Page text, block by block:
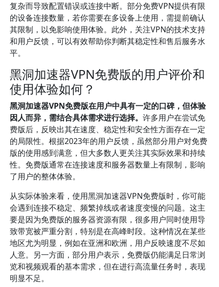
复杂而导致配置错误或连接中断。部分免费VPN提供有限
的设备连接数量，若你需要在多设备上使用，需提前确认
其限制，以免影响使用体验。此外，关注VPN的技术支持
和用户反馈，可以有效帮助你判断其稳定性和售后服务水
平。
黑洞加速器VPN免费版的用户评价和
使用体验如何？
黑洞加速器VPN免费版在用户中具有一定的口碑，但体验
因人而异，需结合具体需求进行选择。 许多用户在尝试免
费版后，反映出其在速度、稳定性和安全性方面存在一定
的局限性。根据2023年的用户反馈，虽然部分用户对免费
版的使用感到满意，但大多数人更关注其实际效果和持续
性。免费版通常在连接速度和服务器数量上有限制，影响
了用户的整体体验。
从实际体验来看，使用黑洞加速器VPN免费版时，你可能
会遇到连接不稳定、频繁掉线或者速度变慢的问题。这主
要是因为免费版的服务器资源有限，很多用户同时使用导
致带宽被严重分割，特别是在高峰时段。这种情况在某些
地区尤为明显，例如在亚洲和欧洲，用户反映速度不尽如
人意。另一方面，部分用户表示，免费版仍能满足日常浏
览和视频观看的基本需求，但在进行高流量任务时，表现
明显不足。